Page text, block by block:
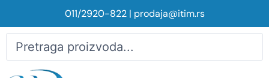
011/2920-822| prodaja@itim.rs